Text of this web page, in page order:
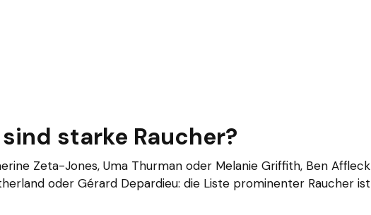
starke Raucher?
Zeta-Jones, Uma Thurman oder Melanie Griffith, Ben Affleck
oder Gérard Depardieu: die Liste prominenter Raucher ist